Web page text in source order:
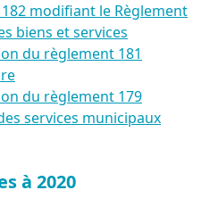
modifiant le Règlement
biens et services
du règlement 181
du règlement 179
services municipaux
à 2020